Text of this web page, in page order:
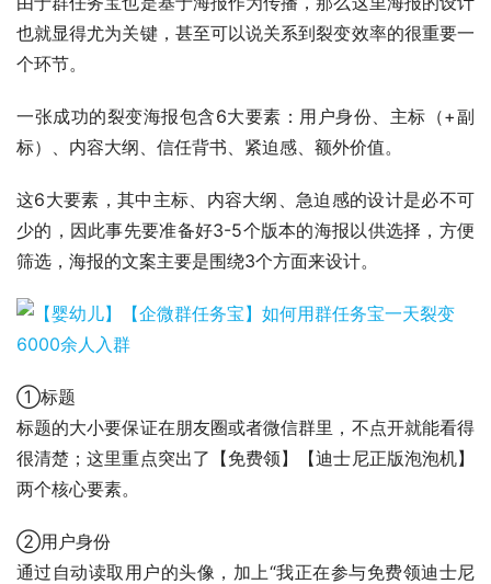
也就显得尤为关键，甚至可以说关系到裂变效率的很重要一
个环节。
一张成功的裂变海报包含6大要素：用户身份、主标（+副
标）、内容大纲、信任背书、紧迫感、额外价值。
这6大要素，其中主标、内容大纲、急迫感的设计是必不可
少的，因此事先要准备好3-5个版本的海报以供选择，方便
筛选，海报的文案主要是围绕3个方面来设计。
①标题
标题的大小要保证在朋友圈或者微信群里，不点开就能看得
很清楚；这里重点突出了【免费领】【迪士尼正版泡泡机】
两个核心要素。
②用户身份
通过自动读取用户的头像，加上“我正在参与免费领迪士尼